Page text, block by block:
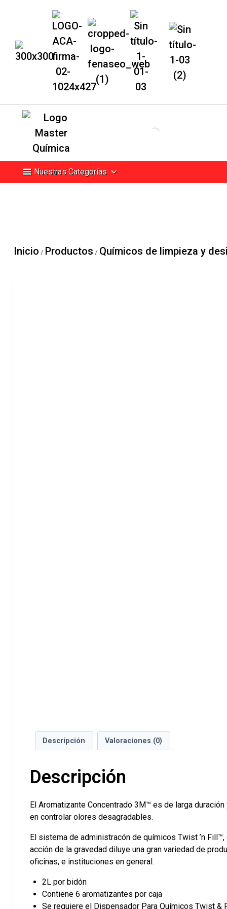
Nuestras Categorías
Inicio / Productos / Químicos de limpieza y
Descripción Valoraciones (0)
Descripción
El Aromatizante Concentrado 3M™ es de larga
en controlar olores desagradables.
El sistema de administracón de químicos Twist ’n
acción de la gravedad diluye una gran variedad de
oficinas, e instituciones en general.
2L por bidón
Contiene 6 aromatizantes por caja
Se requiere el Dispensador Para Químicos Twist &